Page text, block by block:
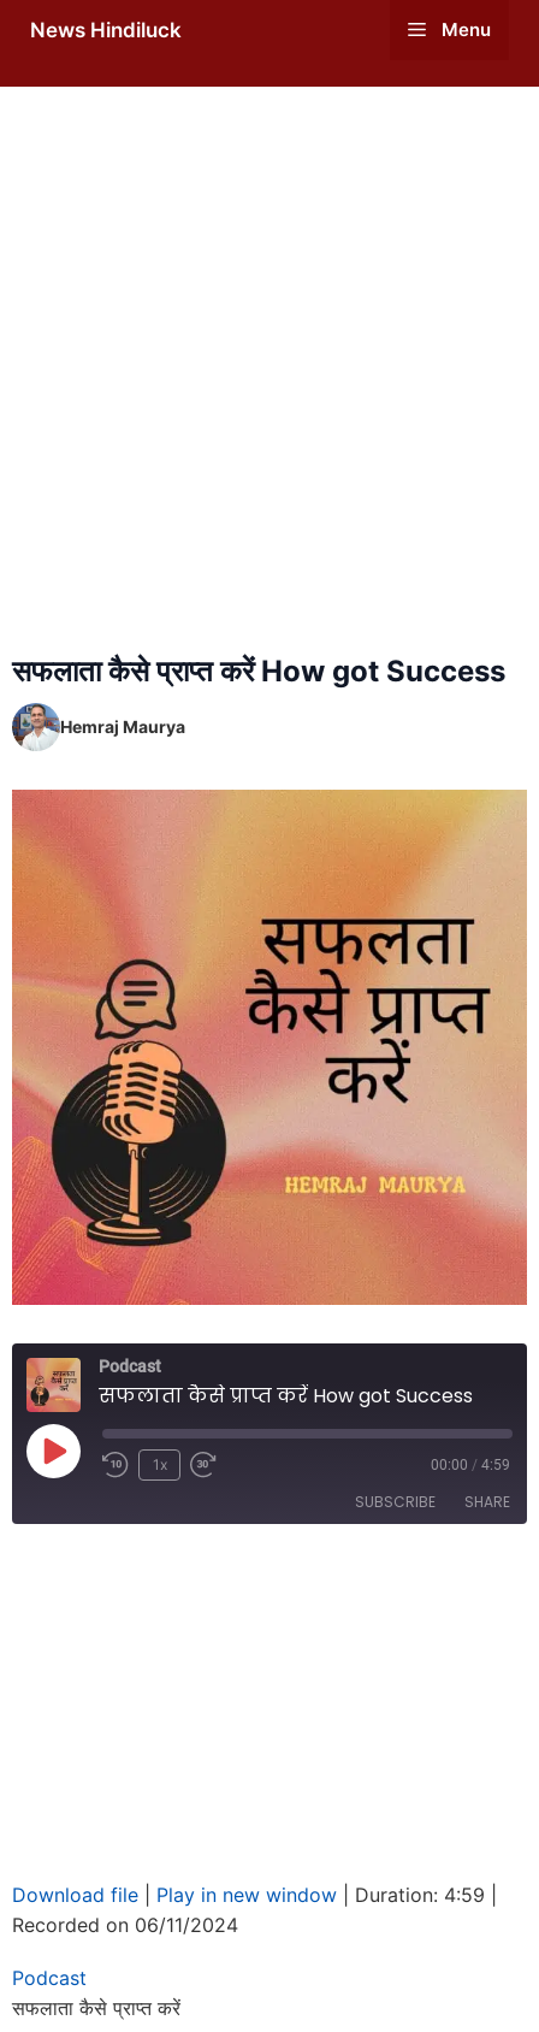
News Hindiluck Menu
सफलाता कैसे प्राप्त करें How got Success
Hemraj Maurya
Podcast
सफलाता कैसे प्राप्त करें How got Success
Play
1x 00:00 / 4:59
SUBSCRIBE SHARE
Download file Play in new window Duration: 4:59
Recorded on 06/11/2024
Podcast
सफलाता कैसे प्राप्त करें